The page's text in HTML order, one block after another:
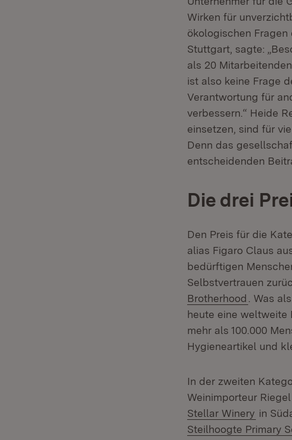
Wirken für
ökologischen Fragen
Stuttgart, sagte:
als 20
ist also keine Frage
Verantwortung für
verbessern.“ Heide
einsetzen, sind für
Denn das
entscheidenden
Die drei
Den Preis für die
alias Figaro Claus
bedürftigen
Selbstvertrauen
Brotherhood (Öffnet
. Was
heute eine weltweite
mehr als 100.000
Hygieneartikel und
In der zweiten
Weinimporteur
Stellar Winery in
Steilhoogte Primary